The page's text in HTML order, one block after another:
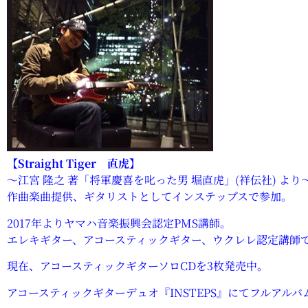
【Straight Tiger 直虎】
～江宮 隆之 著「将軍慶喜を叱った男 堀直虎」(祥伝社) より
作曲楽曲提供、ギタリストとしてインステップスで参加。
2017年よりヤマハ音楽振興会認定PMS講師。
エレキギター、アコースティックギター、ウクレレ認定講師
現在、アコースティックギターソロCDを3枚発売中。
アコースティックギターデュオ『INSTEPS』 にてフルアルバ